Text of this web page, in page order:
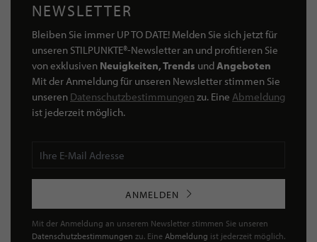
NEWSLETTER
Bleiben Sie immer UP TO DATE! Melden Sie sich jetzt für
unseren STILPUNKTE®-Newsletter an und profitieren Sie
von exklusiven Neuigkeiten, Trends undAngeboten
Mit der Anmeldung für unseren Newsletter stimmen Sie
unseren Datenschutzbestimmungen zu. Eine Abmeldung
ist jederzeit möglich.
ANMELDEN
Mit der Anmeldung an unserem Newsletter stimmen Sie unseren
Datenschutzbestimmungen zu. Eine Abmeldung ist jederzeit möglich.